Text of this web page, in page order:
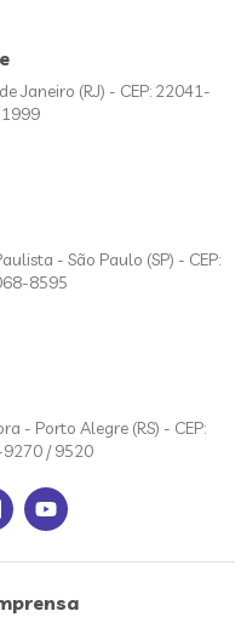
Janeiro (RJ) - CEP: 22041-
- São Paulo (SP) - CEP:
8595
- Porto Alegre (RS) - CEP:
/ 9520